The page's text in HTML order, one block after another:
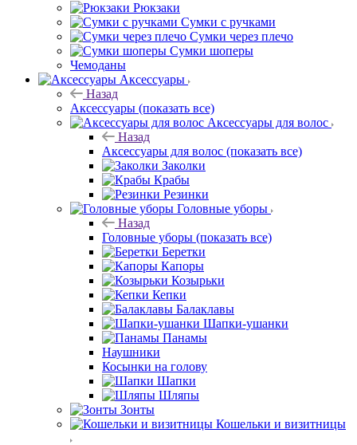
Рюкзаки
Сумки с ручками
Сумки через плечо
Сумки шоперы
Чемоданы
Аксессуары
Назад
Аксессуары (показать все)
Аксессуары для волос
Назад
Аксессуары для волос (показать все)
Заколки
Крабы
Резинки
Головные уборы
Назад
Головные уборы (показать все)
Беретки
Капоры
Козырьки
Кепки
Балаклавы
Шапки-ушанки
Панамы
Наушники
Косынки на голову
Шапки
Шляпы
Зонты
Кошельки и визитницы